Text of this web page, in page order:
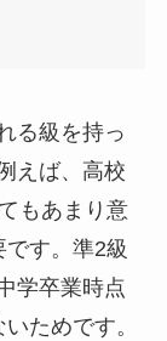
る級を持っ
えば、高校
もあまり意
す。準2級
学卒業時点
ためです。